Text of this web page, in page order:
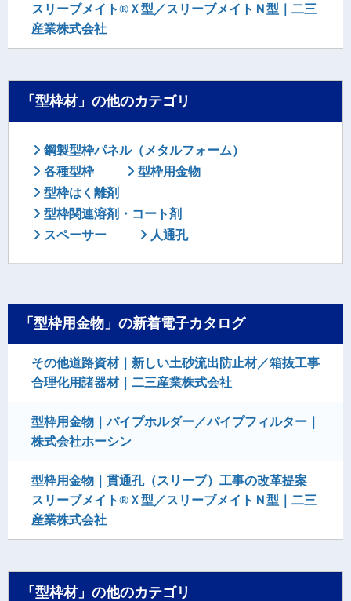
スリーブメイト®Ｘ型／スリーブメイトＮ型｜二三
産業株式会社
「型枠材」の他のカテゴリ
鋼製型枠パネル（メタルフォーム）
各種型枠
型枠用金物
型枠はく離剤
型枠関連溶剤・コート剤
スペーサー
人通孔
「型枠用金物」の新着電子カタログ
その他道路資材｜新しい土砂流出防止材／箱抜工事
合理化用諸器材｜二三産業株式会社
型枠用金物｜パイプホルダー／パイプフィルター｜
株式会社ホーシン
型枠用金物｜貫通孔（スリーブ）工事の改革提案
スリーブメイト®Ｘ型／スリーブメイトＮ型｜二三
産業株式会社
「型枠材」の他のカテゴリ